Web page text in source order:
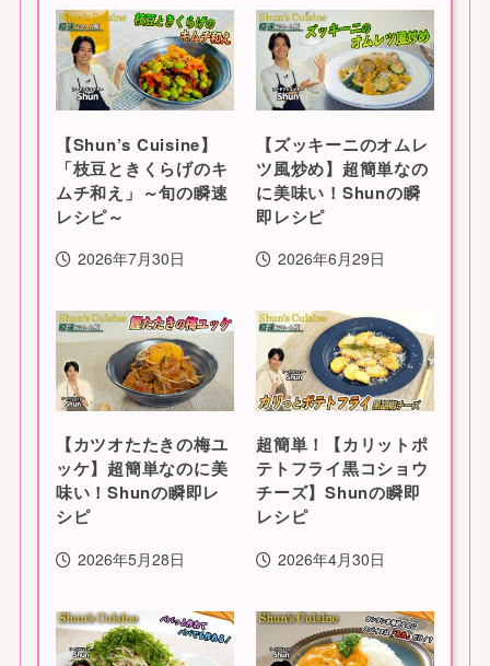
【Shun’s Cuisine】
「枝豆ときくらげのキ
ムチ和え」～旬の瞬速
レシピ～
2026年7月30日
【ズッキーニのオムレ
ツ風炒め】超簡単なの
に美味い！Shunの瞬
即レシピ
2026年6月29日
【カツオたたきの梅ユ
ッケ】超簡単なのに美
味い！Shunの瞬即レ
シピ
2026年5月28日
超簡単！【カリットポ
テトフライ黒コショウ
チーズ】Shunの瞬即
レシピ
2026年4月30日